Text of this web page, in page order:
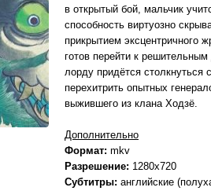
в открытый бой, мальчик
способность виртуозно
прикрытием эксцентричного
готов перейти к
лорду придётся
перехитрить опытных
выжившего из клана Ходзё.
Дополнительно
Формат: mkv
Разрешение: 1280x720
Субтитры: английские